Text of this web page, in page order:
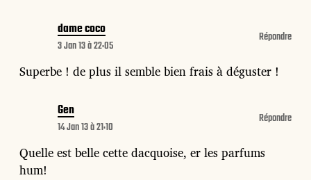
dame coco
3 Jan 13 à 22:05
Superbe ! de plus il semble bien frais à déguster !
Répondre
Gen
14 Jan 13 à 21:10
Quelle est belle cette dacquoise, er les parfums
hum!
Répondre